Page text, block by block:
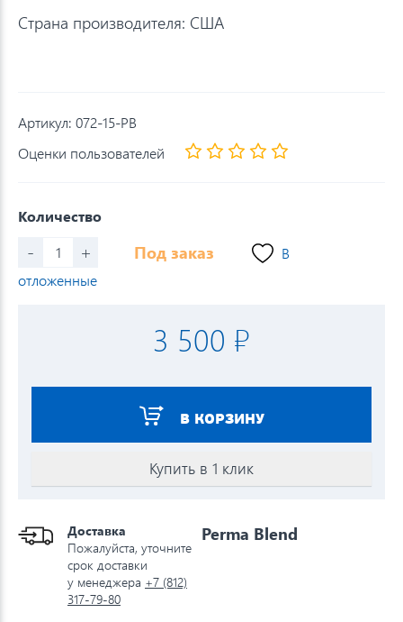
Страна производителя: США
Артикул: 072-15-PB
Оценки пользователей
Количество
- + Под заказ
В
отложенные
3 500 ₽
В КОРЗИНУ
Купить в 1 клик
Доставка
Пожалуйста, уточните
срок доставки
у менеджера +7 (812)
317-79-80
Perma Blend